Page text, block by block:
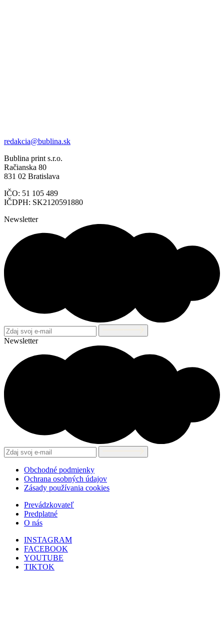
redakcia@bublina.sk
Bublina print s.r.o.
Račianska 80
831 02 Bratislava
IČO: 51 105 489
IČDPH: SK2120591880
Newsletter
Newsletter
Obchodné podmienky
Ochrana osobných údajov
Zásady používania cookies
Prevádzkovateľ
Predplatné
O nás
INSTAGRAM
FACEBOOK
YOUTUBE
TIKTOK